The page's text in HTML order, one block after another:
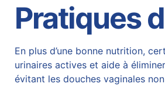
Pratiques
En plus d’une bonne nutrition,
urinaires actives et aide à
évitant les douches vaginales